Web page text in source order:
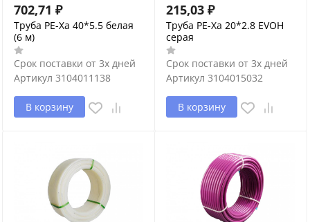
702,71 ₽
Труба PE-Xa 40*5.5 белая
(6 м)
Срок поставки от 3х дней
Артикул 3104011138
В корзину
215,03 ₽
Труба PE-Xa 20*2.8 EVOH
серая
Срок поставки от 3х дней
Артикул 3104015032
В корзину